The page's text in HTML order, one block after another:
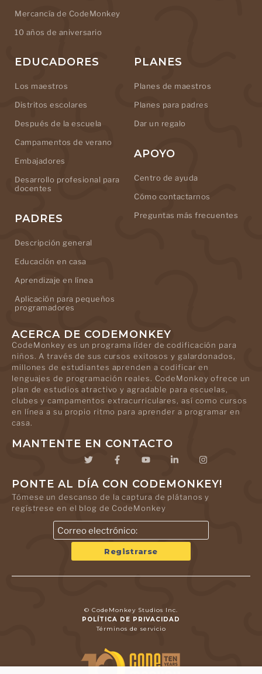
Mercancía de CodeMonkey
10 años de aniversario
EDUCADORES
Los maestros
Distritos escolares
Después de la escuela
Campamentos de verano
Embajadores
Desarrollo profesional para
docentes
PADRES
Descripción general
Educación en casa
Aprendizaje en línea
Aplicación para pequeños
programadores
PLANES
Planes de maestros
Planes para padres
Dar un regalo
APOYO
Centro de ayuda
Cómo contactarnos
Preguntas más frecuentes
ACERCA DE CODEMONKEY
CodeMonkey es un programa líder de codificación para
niños. A través de sus cursos exitosos y galardonados,
millones de estudiantes aprenden a codificar en
lenguajes de programación reales. CodeMonkey ofrece un
plan de estudios atractivo y agradable para escuelas,
clubes y campamentos extracurriculares, así como cursos
en línea a su propio ritmo para aprender a programar en
casa.
MANTENTE EN CONTACTO
PONTE AL DÍA CON CODEMONKEY!
Tómese un descanso de la captura de plátanos y
regístrese en el blog de CodeMonkey
© CodeMonkey Studios Inc.
POLÍTICA DE PRIVACIDAD
Términos de servicio